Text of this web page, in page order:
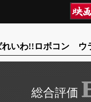
れいわ!!ロボコン ウ